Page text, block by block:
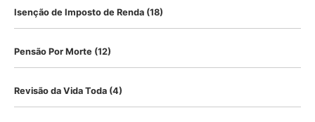
Isenção de Imposto de Renda (18)
Pensão Por Morte (12)
Revisão da Vida Toda (4)